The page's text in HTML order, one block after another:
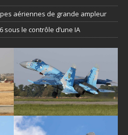
aériennes de grande ampleur
sous le contrôle d’une IA